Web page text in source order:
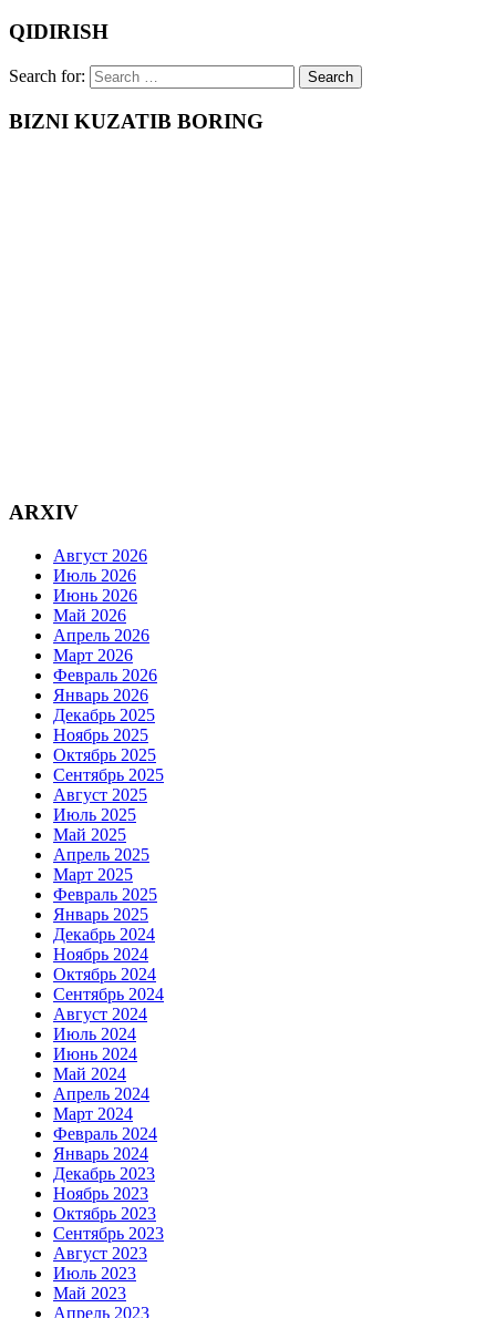
QIDIRISH
Search for:
BIZNI KUZATIB BORING
ARXIV
Август 2026
Июль 2026
Июнь 2026
Май 2026
Апрель 2026
Март 2026
Февраль 2026
Январь 2026
Декабрь 2025
Ноябрь 2025
Октябрь 2025
Сентябрь 2025
Август 2025
Июль 2025
Май 2025
Апрель 2025
Март 2025
Февраль 2025
Январь 2025
Декабрь 2024
Ноябрь 2024
Октябрь 2024
Сентябрь 2024
Август 2024
Июль 2024
Июнь 2024
Май 2024
Апрель 2024
Март 2024
Февраль 2024
Январь 2024
Декабрь 2023
Ноябрь 2023
Октябрь 2023
Сентябрь 2023
Август 2023
Июль 2023
Май 2023
Апрель 2023